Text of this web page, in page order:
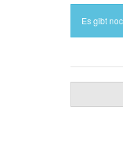
Es gibt